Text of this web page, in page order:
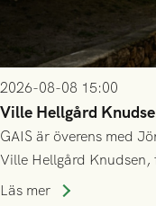
2026-08-08 15:00
Ville Hellgård
GAIS är överens med
Ville Hellgård
Läs mer